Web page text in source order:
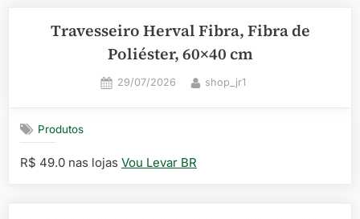
Travesseiro Herval Fibra, Fibra de
Poliéster, 60×40 cm
Posted
29/07/2026 By
shop_jr1
Produtos
R$ 49.0 nas lojas Vou Levar BR